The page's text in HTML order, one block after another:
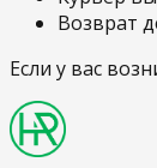
Возврат
Если у вас